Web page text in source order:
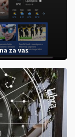
za vas